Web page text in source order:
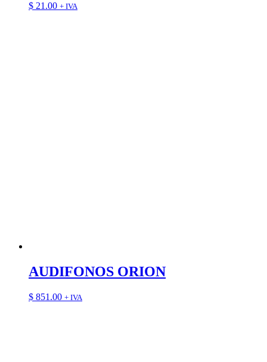
$ 21.00 + IVA
AUDIFONOS ORION
$ 851.00 + IVA